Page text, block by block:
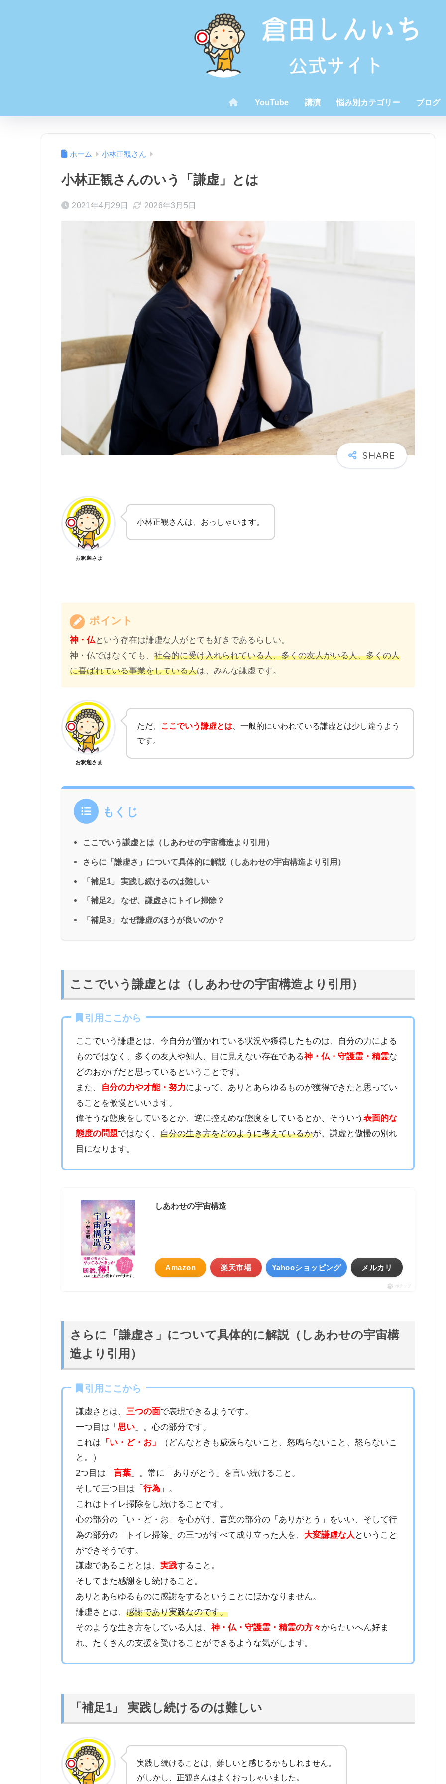
YouTube 講演 悩み別カテゴリー ブログ
ホーム 小林正観さん
小林正観さんのいう「謙虚」とは
2021年4月29日 2026年3月5日
お釈迦さま
小林正観さんは、おっしゃいます。
ポイント
神・仏という存在は謙虚な人がとても好きであるらしい。
神・仏ではなくても、社会的に受け入れられている人、多くの友人がいる人、多くの人
に喜ばれている事業をしている人は、みんな謙虚です。
お釈迦さま
ただ、 ここでいう謙虚とは 、一般的にいわれている謙虚とは少し違うよう
です。
もくじ
ここでいう謙虚とは（しあわせの宇宙構造より引用）
さらに「謙虚さ」について具体的に解説（しあわせの宇宙構造より引用）
「補足1」 実践し続けるのは難しい
「補足2」 なぜ、謙虚さにトイレ掃除？
「補足3」 なぜ謙虚のほうが良いのか？
ここでいう謙虚とは（しあわせの宇宙構造より引用）
引用ここから
ここでいう謙虚とは、今自分が置かれている状況や獲得したものは、自分の力による
ものではなく、多くの友人や知人、目に見えない存在である神・仏・守護霊・精霊な
どのおかげだと思っているということです。
また、
自分の力や才能・努力によって、ありとあらゆるものが獲得できたと思ってい
ることを傲慢といいます。
偉そうな態度をしているとか、逆に控えめな態度をしているとか、そういう 表面的な
態度の問題ではなく、 自分の生き方をどのように考えているかが、謙虚と傲慢の別れ
目になります。
しあわせの宇宙構造
Amazon 楽天市場 Yahooショッピング メルカリ
ポチップ
さらに「謙虚さ」について具体的に解説（しあわせの宇宙構
造より引用）
引用ここから
謙虚さとは、 三つの面で表現できるようです。
一つ目は「 思い」。心の部分です。
これは 「い・ど・お」
（どんなときも威張らないこと、怒鳴らないこと、怒らないこ
と。）
2つ目は「 言葉」。常に「ありがとう」を言い続けること。
そして三つ目は「 行為」。
これはトイレ掃除をし続けることです。
心の部分の「い・ど・お」を心がけ、言葉の部分の「ありがとう」をいい、そして行
為の部分の「トイレ掃除」の三つがすべて成り立った人を、 大変謙虚な人 ということ
ができそうです。
謙虚であることとは、 実践すること。
そしてまた感謝をし続けること。
ありとあらゆるものに感謝をするということにほかなりません。
謙虚さとは、 感謝であり実践なのです。
そのような生き方をしている人は、神・仏・守護霊・精霊の方々 からたいへん好ま
れ、たくさんの支援を受けることができるような気がします。
「補足1」 実践し続けるのは難しい
実践し続けることは、難しいと感じるかもしれません。
がしかし、正観さんはよくおっしゃいました。